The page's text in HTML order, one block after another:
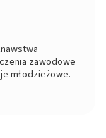
zawodowe
młodzieżowe.
się w